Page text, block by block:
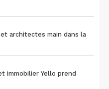
architectes main dans la
immobilier Yello prend